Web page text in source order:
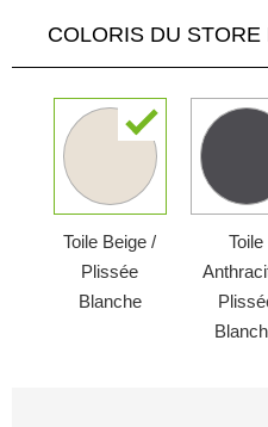
COLORIS DU STORE
Toile Beige /
Plissée
Blanche
Toile